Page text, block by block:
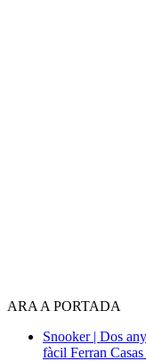
ARA A PORTADA
Snooker | Dos
fàcil Ferran